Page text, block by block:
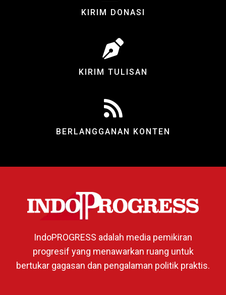
KIRIM DONASI
KIRIM TULISAN
BERLANGGANAN KONTEN
IndoPROGRESS adalah media pemikiran
progresif yang menawarkan ruang untuk
bertukar gagasan dan pengalaman politik praktis.